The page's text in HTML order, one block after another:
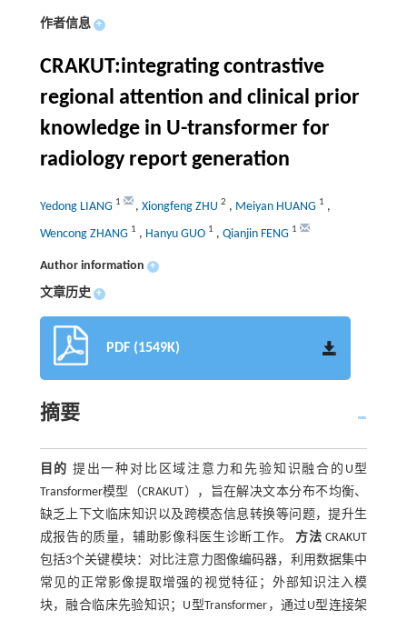
作者信息 +
CRAKUT:integrating contrastive
regional attention and clinical prior
knowledge in U-transformer for
radiology report generation
Yedong LIANG 1 , Xiongfeng ZHU 2 , Meiyan HUANG 1 ,
Wencong ZHANG 1 , Hanyu GUO 1 , Qianjin FENG 1
Author information +
文章历史 +
PDF (1549K)
摘要
目的 提出一种对比区域注意力和先验知识融合的U型
Transformer模型（CRAKUT），旨在解决文本分布不均衡、
缺乏上下文临床知识以及跨模态信息转换等问题，提升生
成报告的质量，辅助影像科医生诊断工作。 方法 CRAKUT
包括3个关键模块：对比注意力图像编码器，利用数据集中
常见的正常影像提取增强的视觉特征；外部知识注入模
块，融合临床先验知识；U型Transformer，通过U型连接架